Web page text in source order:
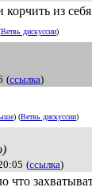
корчить из
Ветвь дискуссии)
(ссылка)
) (Ветвь дискуссии)
(ссылка)
что